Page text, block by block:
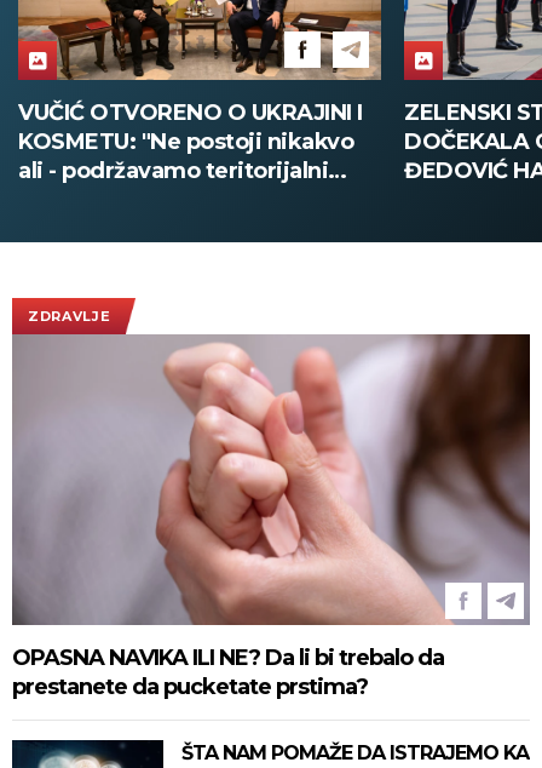
ZELENSKI STIGAO U BEOGRAD,
DOČEKALA GA MINISTARKA
ĐEDOVIĆ HANDANOVIĆ:
VELIKA
pola tone
ZDRAVLJE
OPASNA NAVIKA ILI NE? Da li bi trebalo da
prestanete da pucketate prstima?
ŠTA NAM POMAŽE DA ISTRAJEMO KA